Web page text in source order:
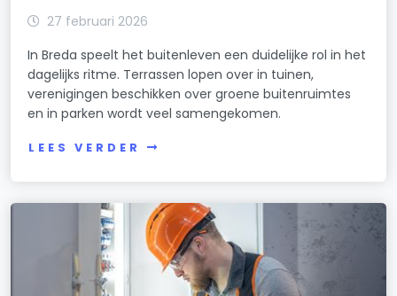
27 februari 2026
In Breda speelt het buitenleven een duidelijke rol in het
dagelijks ritme. Terrassen lopen over in tuinen,
verenigingen beschikken over groene buitenruimtes
en in parken wordt veel samengekomen.
LEES VERDER